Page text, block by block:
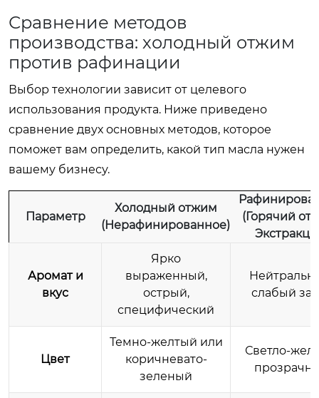
Сравнение методов
производства: холодный отжим
против рафинации
Выбор технологии зависит от целевого
использования продукта. Ниже приведено
сравнение двух основных методов, которое
поможет вам определить, какой тип масла нужен
вашему бизнесу.
Параметр
Холодный отжим
(Нерафинированное)
(Горячий
Аромат и
вкус
Ярко
выраженный,
острый,
специфический
слабый
Цвет
Темно-желтый или
коричневато-
зеленый
Светло-